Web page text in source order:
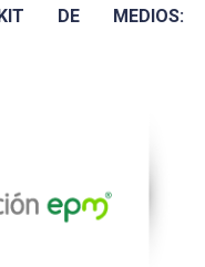
DE MEDIOS: